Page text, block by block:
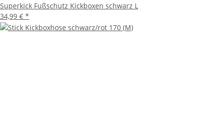
Superkick Fußschutz Kickboxen schwarz L
34,99 € *